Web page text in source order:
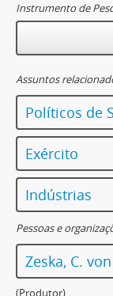
Instrumento de
Assuntos
Políticos de
Exército
Indústrias
Pessoas e
Zeska, C. von
(Produtor)